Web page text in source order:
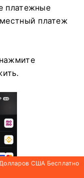
платежные
платеж
США Бесплатно